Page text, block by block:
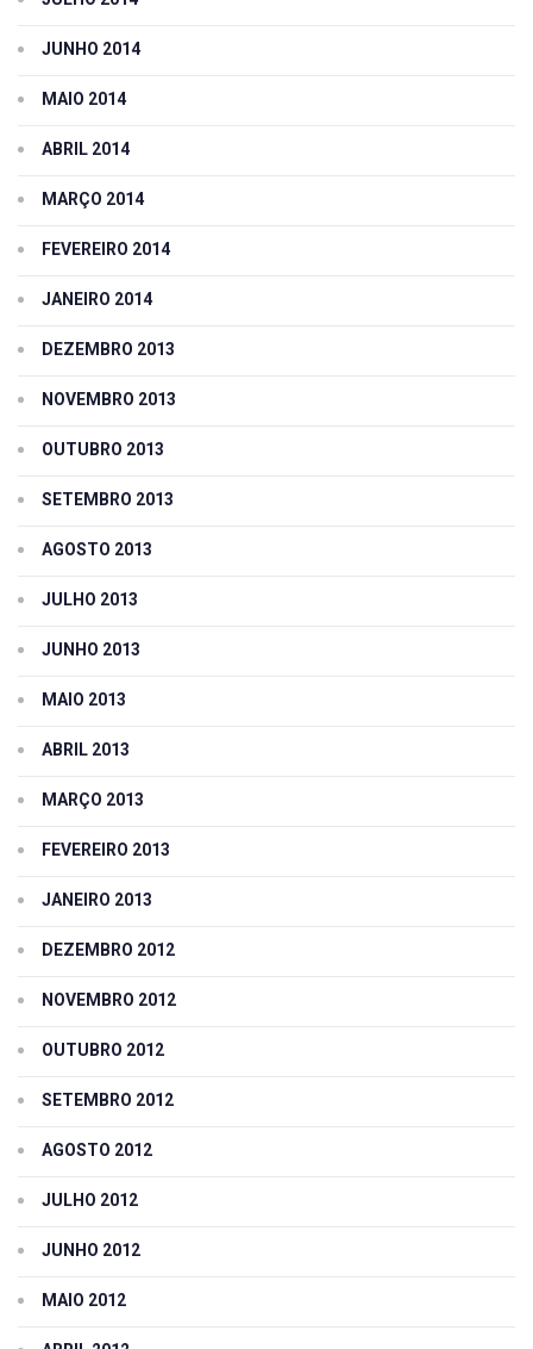
JUNHO 2014
MAIO 2014
ABRIL 2014
MARÇO 2014
FEVEREIRO 2014
JANEIRO 2014
DEZEMBRO 2013
NOVEMBRO 2013
OUTUBRO 2013
SETEMBRO 2013
AGOSTO 2013
JULHO 2013
JUNHO 2013
MAIO 2013
ABRIL 2013
MARÇO 2013
FEVEREIRO 2013
JANEIRO 2013
DEZEMBRO 2012
NOVEMBRO 2012
OUTUBRO 2012
SETEMBRO 2012
AGOSTO 2012
JULHO 2012
JUNHO 2012
MAIO 2012